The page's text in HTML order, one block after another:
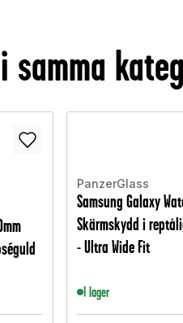
samma
PanzerGlass
Samsung Galaxy
Skärmskydd i
- Ultra Wide Fit
I lager